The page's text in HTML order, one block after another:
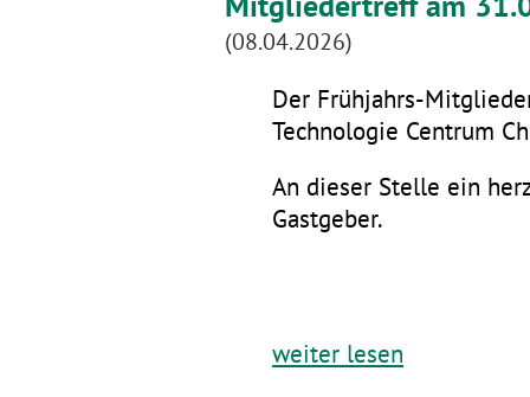
(08.04.2026)
Der Frühjahrs-
Technologie Centrum
An dieser Stelle ein
Gastgeber.
weiter lesen